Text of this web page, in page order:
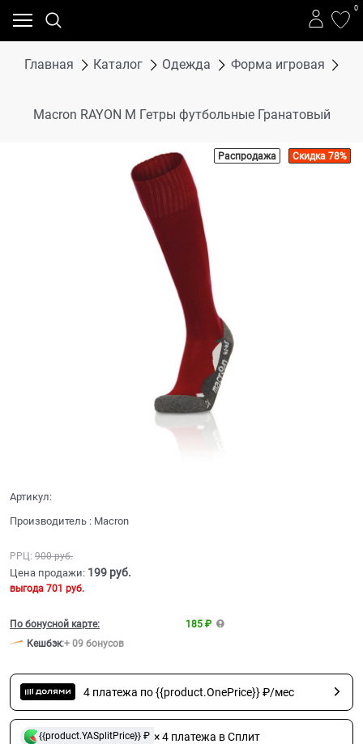
0
Главная Каталог Одежда Форма игровая
Macron RAYON M Гетры футбольные Гранатовый
Распродажа Скидка 78%
Артикул:
Производитель : Macron
РРЦ: 900 руб.
Цена продажи: 199 руб.
выгода 701 руб.
По бонусной карте:
185 ₽
Кешбэк:+ 09 бонусов
4 платежа по {{product.OnePrice}} ₽/мес
{{product.YASplitPrice}} ₽ × 4 платежа в Сплит